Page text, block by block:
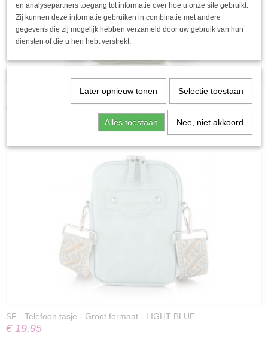
SF - Telefoon tasje - Groot formaat - LIGHT GREEN
€ 19,95
SF - Telefoon tasje - Groot formaat - LIGHT BLUE
€ 19,95
en analysepartners toegang tot informatie over hoe u onze site gebruikt.
Zij kunnen deze informatie gebruiken in combinatie met andere
gegevens die zij mogelijk hebben verzameld door uw gebruik van hun
diensten of die u hen hebt verstrekt.
Later opnieuw tonen Selectie toestaan
Alles toestaan Nee, niet akkoord